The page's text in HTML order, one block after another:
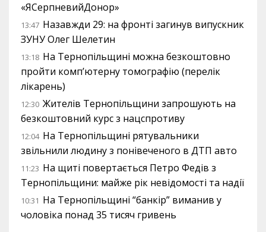
«ЯСерпневийДонор»
13:47 Назавжди 29: на фронті загинув випускник
ЗУНУ Олег Шелетин
13:18 На Тернопільщині можна безкоштовно
пройти комп’ютерну томографію (перелік
лікарень)
12:30 Жителів Тернопільщини запрошують на
безкоштовний курс з нацспротиву
12:04 На Тернопільщині рятувальники
звільнили людину з понівеченого в ДТП авто
11:23 На щиті повертається Петро Федів з
Тернопільщини: майже рік невідомості та надії
10:31 На Тернопільщині “банкір” виманив у
чоловіка понад 35 тисяч гривень